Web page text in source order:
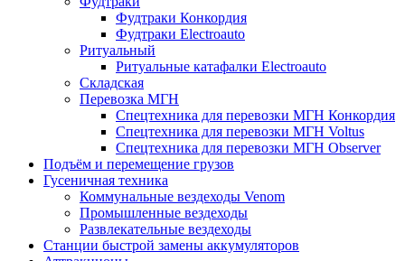
Фудтраки Конкордия
Фудтраки Electroauto
Ритуальный
Ритуальные катафалки Electroauto
Складская
Перевозка МГН
Спецтехника для перевозки МГН Конкордия
Спецтехника для перевозки МГН Voltus
Спецтехника для перевозки МГН Observer
Подъём и перемещение грузов
Гусеничная техника
Коммунальные вездеходы Venom
Промышленные вездеходы
Развлекательные вездеходы
Станции быстрой замены аккумуляторов